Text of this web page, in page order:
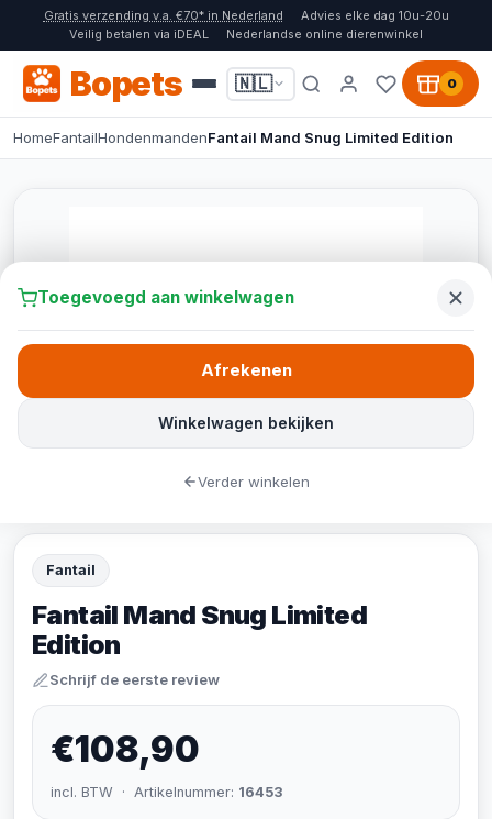
Gratis verzending v.a. €70* in Nederland
Advies elke dag 10u-20u
Veilig betalen via iDEAL
Nederlandse online dierenwinkel
Bopets 🇳🇱 0
HomeFantailHondenmandenFantail Mand Snug Limited Edition
Fantail
Fantail Mand Snug Limited
Edition
Schrijf de eerste review
€108,90
incl. BTW · Artikelnummer: 16453
Toegevoegd aan winkelwagen
Winkelwagen bekijken
Afrekenen
Verder winkelen